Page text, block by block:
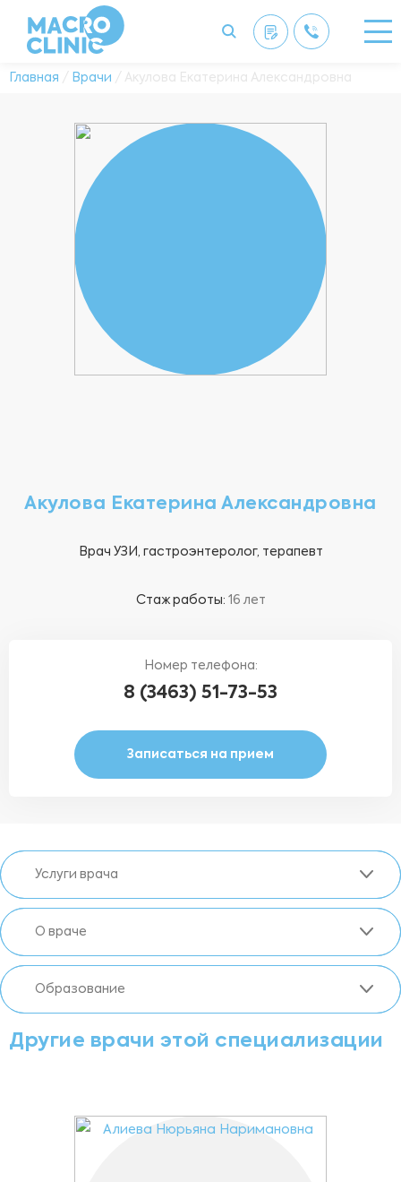
Главная / Врачи / Акулова Екатерина Александровна
Акулова Екатерина Александровна
Врач УЗИ, гастроэнтеролог, терапевт
Стаж работы: 16 лет
Номер телефона:
8 (3463) 51-73-53
Записаться на прием
Услуги врача
О враче
Образование
Другие врачи этой специализации